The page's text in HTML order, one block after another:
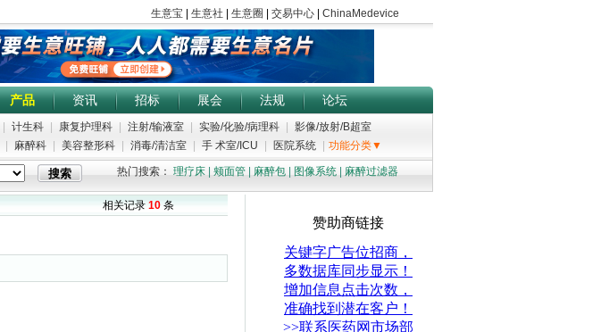
产品 资讯 招标 展会 法规 论坛
计生科 康复护理科 注射/输液室 实验/化验/病理科
影像/放射/B超室
麻醉科 美容整形科 消毒/清洁室 手 术室/ICU 医院系统 功能分类▼
热门搜索： 理疗床| 颊面管| 麻醉包| 图像系统| 麻醉过滤器
相关记录 10 条